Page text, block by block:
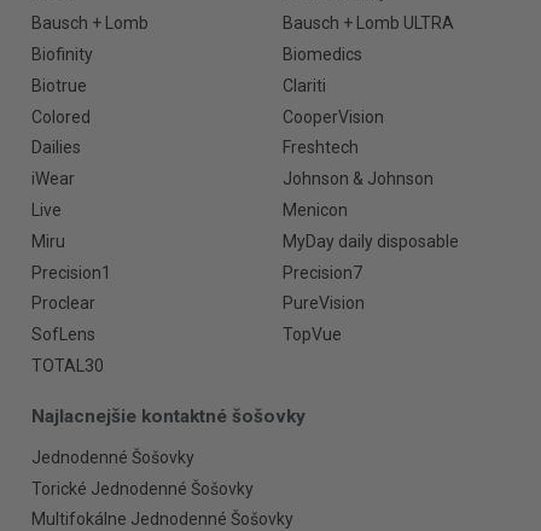
Bausch + Lomb
Bausch + Lomb ULTRA
Biofinity
Biomedics
Biotrue
Clariti
Colored
CooperVision
Dailies
Freshtech
iWear
Johnson & Johnson
Live
Menicon
Miru
MyDay daily disposable
Precision1
Precision7
Proclear
PureVision
SofLens
TopVue
TOTAL30
Najlacnejšie kontaktné šošovky
Jednodenné Šošovky
Torické Jednodenné Šošovky
Multifokálne Jednodenné Šošovky